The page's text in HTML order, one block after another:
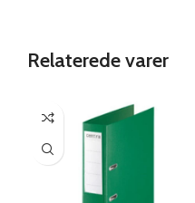
Relaterede varer